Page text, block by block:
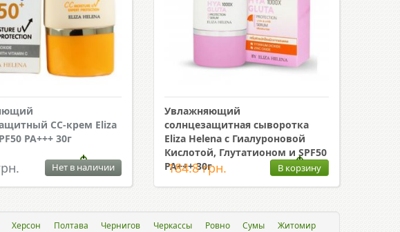
CC-крем Eliza
PA+++ 30г
Нет в наличии
Увлажняющий
солнцезащитная сыворотка
Eliza Helena с Гиалуроновой
Кислотой, Глутатионом и SPF50
PA+++ 30г
184.8 грн. В корзину
Херсон Полтава Чернигов Черкассы Ровно Сумы
Житомир